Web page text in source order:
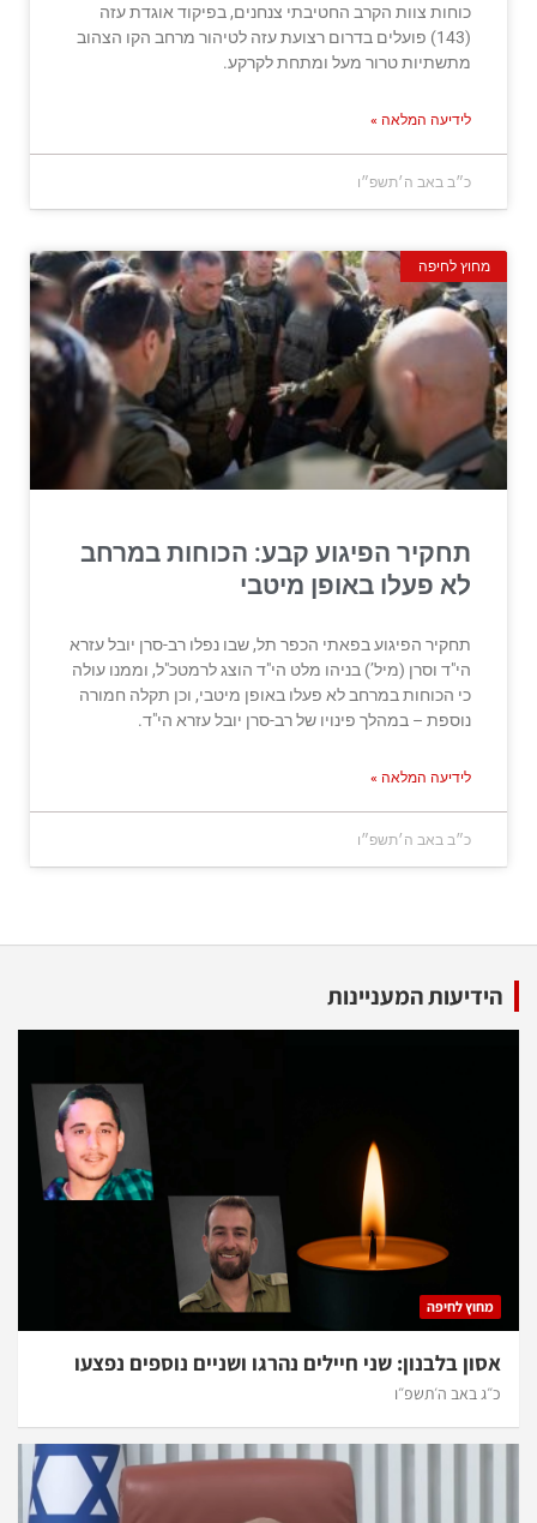
כוחות צוות הקרב החטיבתי צנחנים, בפיקוד אוגדת עזה
(143) פועלים בדרום רצועת עזה לטיהור מרחב הקו הצהוב
מתשתיות טרור מעל ומתחת לקרקע.
לידיעה המלאה »
כ״ב באב ה׳תשפ״ו
מחוץ לחיפה
תחקיר הפיגוע קבע: הכוחות במרחב
לא פעלו באופן מיטבי
תחקיר הפיגוע בפאתי הכפר תל, שבו נפלו רב-סרן יובל עזרא
הי"ד וסרן (מיל’) בניהו מלט הי"ד הוצג לרמטכ"ל, וממנו עולה
כי הכוחות במרחב לא פעלו באופן מיטבי, וכן תקלה חמורה
נוספת – במהלך פינויו של רב-סרן יובל עזרא הי"ד.
לידיעה המלאה »
כ״ב באב ה׳תשפ״ו
הידיעות המעניינות
מחוץ לחיפה
אסון בלבנון: שני חיילים נהרגו ושניים נוספים נפצעו
כ״ג באב ה׳תשפ״ו